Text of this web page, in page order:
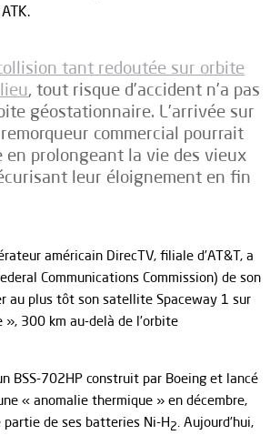
tant redoutée sur orbite
, tout risque d’accident n’a pas
géostationnaire. L’arrivée sur
commercial pourrait
en prolongeant la vie des vieux
leur éloignement en fin
américain DirecTV, filiale d’AT&T, a
Communications Commission) de son
au plus tôt son satellite Spaceway 1 sur
300 km au-delà de l’orbite
BSS-702HP construit par Boeing et lancé
« anomalie thermique » en décembre,
partie de ses batteries Ni-H2 . Aujourd’hui,